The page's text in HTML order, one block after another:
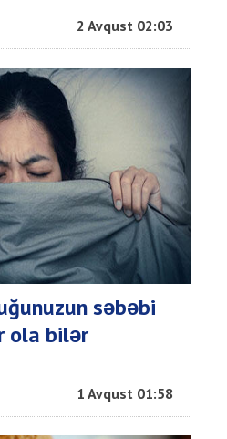
2 Avqust 02:03
səbəbi
ola bilər
1 Avqust 01:58